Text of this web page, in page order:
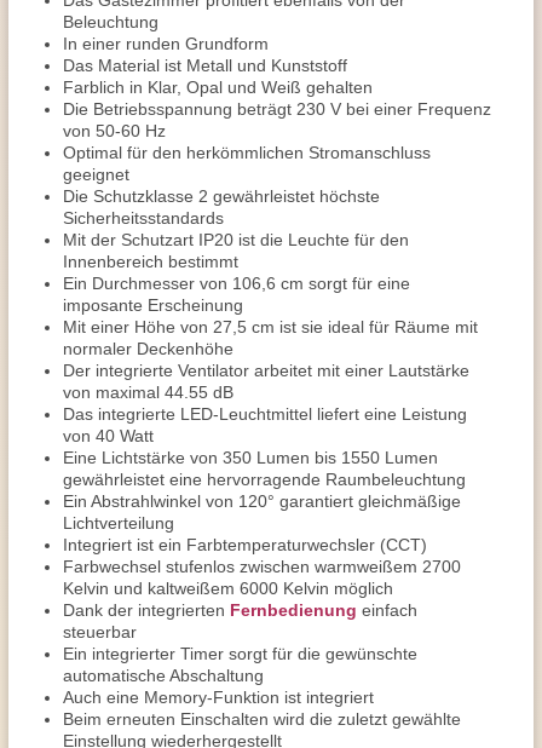
Beleuchtung
In einer runden Grundform
Das Material ist Metall und Kunststoff
Farblich in Klar, Opal und Weiß gehalten
Die Betriebsspannung beträgt 230 V bei einer Frequenz
von 50-60 Hz
Optimal für den herkömmlichen Stromanschluss
geeignet
Die Schutzklasse 2 gewährleistet höchste
Sicherheitsstandards
Mit der Schutzart IP20 ist die Leuchte für den
Innenbereich bestimmt
Ein Durchmesser von 106,6 cm sorgt für eine
imposante Erscheinung
Mit einer Höhe von 27,5 cm ist sie ideal für Räume mit
normaler Deckenhöhe
Der integrierte Ventilator arbeitet mit einer Lautstärke
von maximal 44.55 dB
Das integrierte LED-Leuchtmittel liefert eine Leistung
von 40 Watt
Eine Lichtstärke von 350 Lumen bis 1550 Lumen
gewährleistet eine hervorragende Raumbeleuchtung
Ein Abstrahlwinkel von 120° garantiert gleichmäßige
Lichtverteilung
Integriert ist ein Farbtemperaturwechsler (CCT)
Farbwechsel stufenlos zwischen warmweißem 2700
Kelvin und kaltweißem 6000 Kelvin möglich
Dank der integrierten Fernbedienung einfach
steuerbar
Ein integrierter Timer sorgt für die gewünschte
automatische Abschaltung
Auch eine Memory-Funktion ist integriert
Beim erneuten Einschalten wird die zuletzt gewählte
Einstellung wiederhergestellt